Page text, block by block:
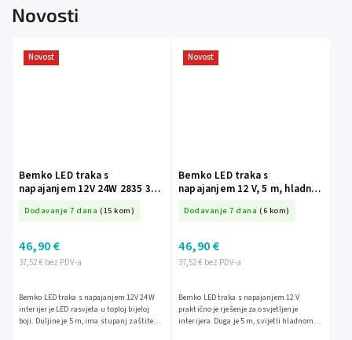
Novosti
Novost
Bemko LED traka s
napajanjem 12V 24W 2835 300
S-D87-ZW-2835-300-IP20-
Dodavanje 7 dana (15 kom)
37,52 € bez PDV-a
46,90 €
Bemko LED traka s napajanjem 12V 24W
interijer je LED rasvjeta u toploj bijeloj
boji. Duljine je 5 m, ima stupanj zaštite
Novost
Bemko LED traka s
napajanjem 12 V, 5 m, hladna
300-IP20-ACW
Dodavanje 7 dana (6 kom)
37,52 € bez PDV-a
46,90 €
Bemko LED traka s napajanjem 12 V
praktično je rješenje za osvjetljenje
interijera. Duga je 5 m, svijetli hladnom